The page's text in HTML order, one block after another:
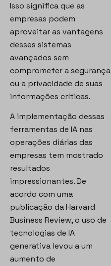
Isso significa que as
empresas podem
aproveitar as vantagens
desses sistemas
avançados sem
comprometer a segurança
ou a privacidade de suas
informações críticas.
A implementação dessas
ferramentas de IA nas
operações diárias das
empresas tem mostrado
resultados
impressionantes. De
acordo com uma
publicação da Harvard
Business Review, o uso de
tecnologias de IA
generativa levou a um
aumento de